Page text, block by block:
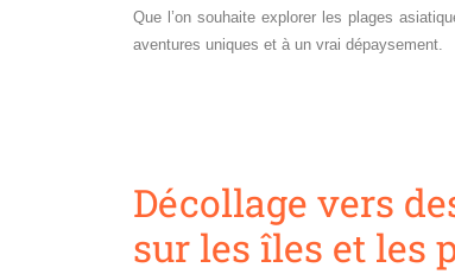
Que l’on souhaite explorer les plages
aventures uniques et à un vrai dépaysement.
Décollage vers
sur les îles et les